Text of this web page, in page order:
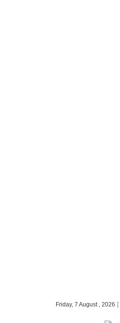
Friday, 7 August , 2026